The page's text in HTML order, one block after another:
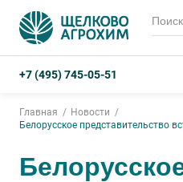
+7 (495) 745-05-51
Главная
Новости
Белорусское представительство